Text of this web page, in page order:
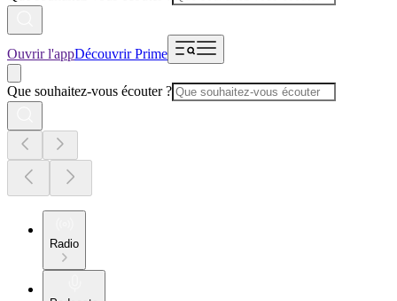
Ouvrir l'appDécouvrir Prime
Que souhaitez-vous écouter ?
Radio